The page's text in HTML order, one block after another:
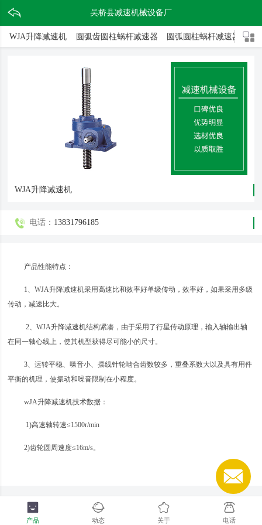
吴桥县减速机械设备厂
WJA升降减速机 圆弧齿圆柱蜗杆减速器 圆弧圆柱蜗杆减速器 二
WJA升降减速机
电话： 13831796185
产品性能特点：
1、WJA升降减速机采用高速比和效率好单级传动，效率好，如果采用多级
传动，减速比大。
2、WJA升降减速机结构紧凑，由于采用了行星传动原理，输入轴输出轴
在同一轴心线上，使其机型获得尽可能小的尺寸。
3、运转平稳、噪音小、摆线针轮啮合齿数较多，重叠系数大以及具有用件
平衡的机理，使振动和噪音限制在小程度。
wJA升降减速机技术数据：
1)高速轴转速≤1500r/min
2)齿轮圆周速度≤16m/s。
产品 动态 关于 电话